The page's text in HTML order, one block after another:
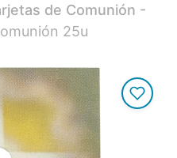
de Comunión -
25u